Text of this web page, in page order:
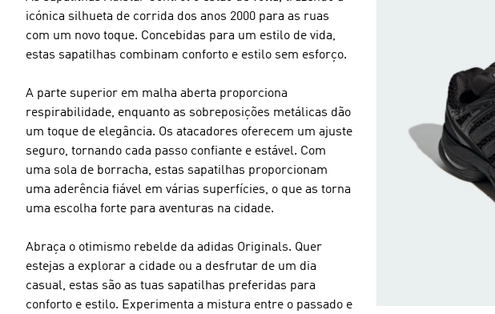
icónica silhueta de corrida dos anos 2000 para as ruas
com um novo toque. Concebidas para um estilo de vida,
estas sapatilhas combinam conforto e estilo sem esforço.
A parte superior em malha aberta proporciona
respirabilidade, enquanto as sobreposições metálicas dão
um toque de elegância. Os atacadores oferecem um ajuste
seguro, tornando cada passo confiante e estável. Com
uma sola de borracha, estas sapatilhas proporcionam
uma aderência fiável em várias superfícies, o que as torna
uma escolha forte para aventuras na cidade.
Abraça o otimismo rebelde da adidas Originals. Quer
estejas a explorar a cidade ou a desfrutar de um dia
casual, estas são as tuas sapatilhas preferidas para
conforto e estilo. Experimenta a mistura entre o passado e